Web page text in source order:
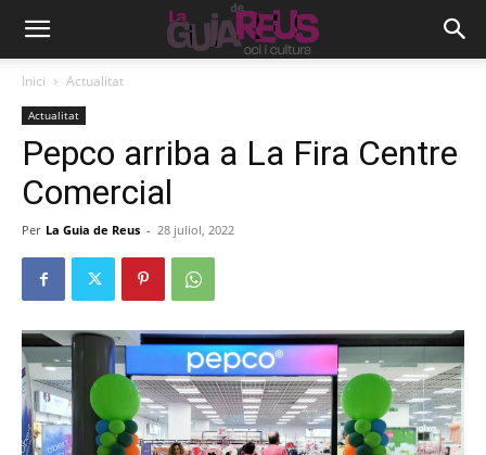
Inici Actualitat
Actualitat
Pepco arriba a La Fira Centre
Comercial
Per La Guia de Reus - 28 juliol, 2022